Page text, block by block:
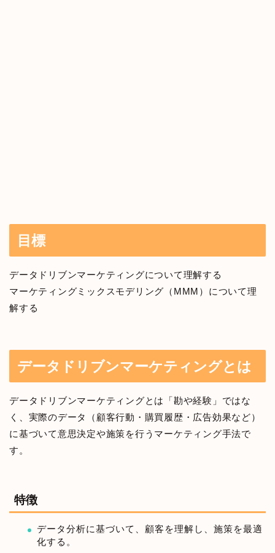
目標
データドリブンマーケティングについて理解する
マーケティングミックスモデリング（MMM）について理
解する
データドリブンマーケティングとは
データドリブンマーケティングとは「勘や経験」ではな
く、実際のデータ（顧客行動・購買履歴・広告効果など）
に基づいて意思決定や施策を行うマーケティング手法で
す。
特徴
データ分析に基づいて、顧客を理解し、施策を最適
化する。